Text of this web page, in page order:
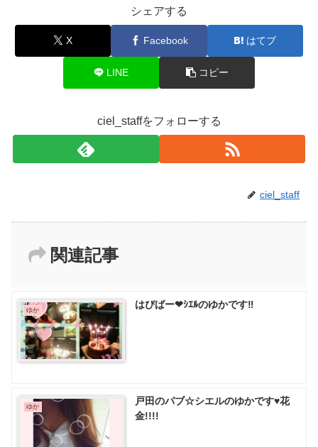
シェアする
X Facebook はてブ
LINE コピー
ciel_staffをフォローする
ciel_staff
関連記事
ゆか はぴばー❤ｼｴﾙのゆかです‼
ゆか
戸田のパブ☆シエルのゆかです♥️花
金!!!!